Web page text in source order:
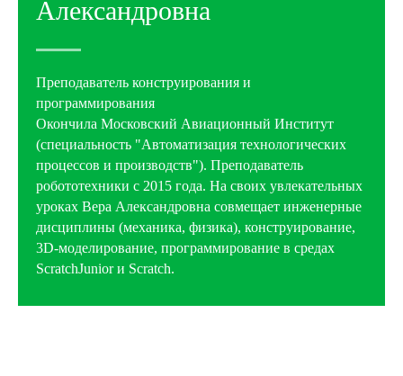
Александровна
Преподаватель конструирования и
программирования
Окончила Московский Авиационный Институт
(специальность "Автоматизация технологических
процессов и производств"). Преподаватель
робототехники с 2015 года. На своих увлекательных
уроках Вера Александровна совмещает инженерные
дисциплины (механика, физика), конструирование,
3D-моделирование, программирование в средах
ScratchJunior и Scratch.